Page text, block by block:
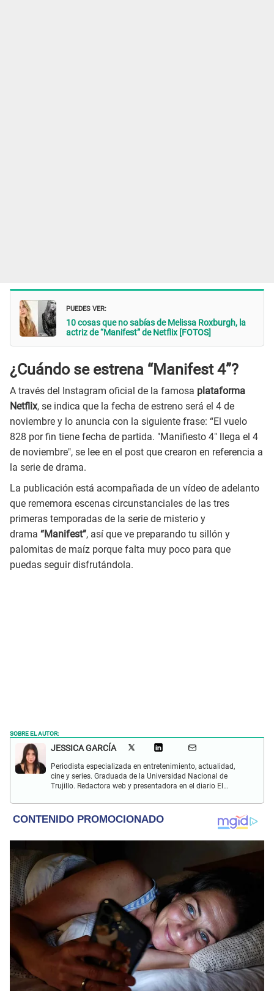
PUEDES VER:
10 cosas que no sabías de Melissa Roxburgh, la
actriz de “Manifest” de Netflix [FOTOS]
¿Cuándo se estrena “Manifest 4”?
A través del Instagram oficial de la famosa plataforma
Netflix, se indica que la fecha de estreno será el 4 de
noviembre y lo anuncia con la siguiente frase: “El vuelo
828 por fin tiene fecha de partida. "Manifiesto 4" llega el 4
de noviembre", se lee en el post que crearon en referencia a
la serie de drama.
La publicación está acompañada de un vídeo de adelanto
que rememora escenas circunstanciales de las tres
primeras temporadas de la serie de misterio y
drama “Manifest”, así que ve preparando tu sillón y
palomitas de maíz porque falta muy poco para que
puedas seguir disfrutándola.
SOBRE EL AUTOR:
JESSICA GARCÍA
Periodista especializada en entretenimiento, actualidad,
cine y series. Graduada de la Universidad Nacional de
Trujillo. Redactora web y presentadora en el diario El
sociales, nuevas tecnologías, así como la defensa de los
derechos humanos y animales.